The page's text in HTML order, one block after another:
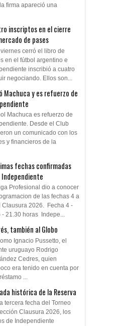
firma apareció una
inscriptos en el cierre
de pases
viernes cerró el libro de
en el fútbol argentino e
inscribió a cuatro
negociando. Ellos son...
Machuca y es refuerzo de
Machuca es refuerzo de
Desde el Club
un comunicado con los
y financieros de la
fechas confirmadas
Independiente
Profesional dio a conocer
de las fechas 4 a
Clausura 2026. Fecha 4 -
- 21.30 horas Indepe...
también al Globo
Ignacio Pussetto, el
uruguayo Rodrigo
Cedres, quien
era tenido en cuenta por
...
histórica de la Reserva
tercera fecha del Torneo
Clausura 2026, los
de Independiente